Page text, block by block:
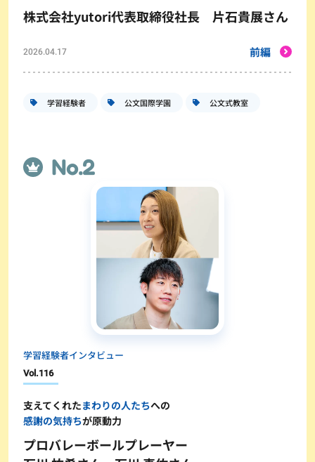
株式会社yutori代表取締役社長 片石貴展さん
2026.04.17 前編
学習経験者 公文国際学園 公文式教室
学習経験者インタビュー
Vol.116
支えてくれたまわりの人たちへの
感謝の気持ちが原動力
プロバレーボールプレーヤー